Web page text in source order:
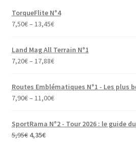
TorqueFlite N°4
7,50€– 13,45€
Land Mag All Terrain N°1
7,20€– 17,88€
Routes Emblématiques N°1 - Les plus
7,90€– 11,00€
SportRama N°2 - Tour 2026 : le guide
5,95€ Le
4,35€Le